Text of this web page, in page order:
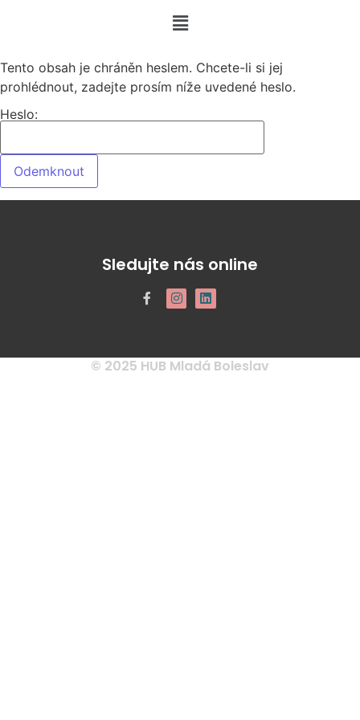
Tento obsah je chráněn heslem. Chcete-li si jej
prohlédnout, zadejte prosím níže uvedené heslo.
Heslo:
Sledujte nás online
© 2025 HUB Mladá Boleslav